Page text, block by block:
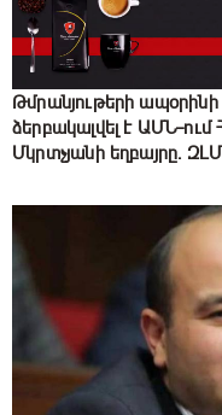
Թմրանյութերի
ձերբակալվել է
Մկրտչյանի եղբայրը.